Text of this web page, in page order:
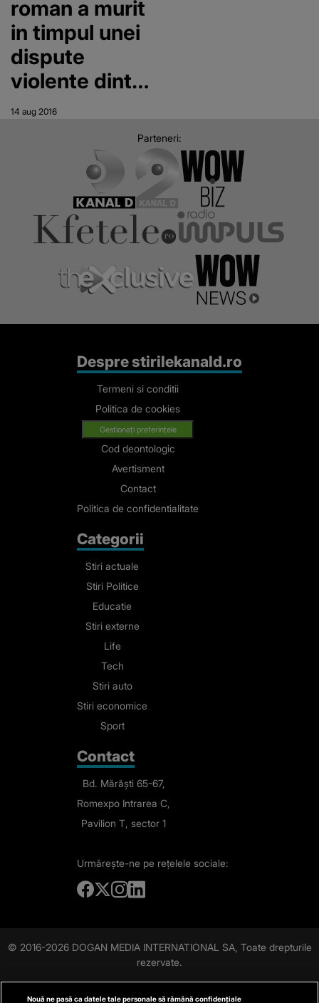
victimei
roman a murit
in timpul unei
dispute
violente dintr-
o tabara de
14 aug 2016
Parteneri:
Despre stirilekanald.ro
Termeni si conditii
Politica de cookies
Gestionați preferințele
Cod deontologic
Avertisment
Contact
Politica de confidentialitate
Categorii
Stiri actuale
Stiri Politice
Educatie
Stiri externe
Life
Tech
Stiri auto
Stiri economice
Sport
Contact
Bd. Mărăști 65-67,
Romexpo Intrarea C,
Pavilion T, sector 1
Urmărește-ne pe rețelele sociale:
© 2016-2026 DOGAN MEDIA INTERNATIONAL SA, Toate drepturile
rezervate.
Nouă ne pasă ca datele tale personale să rămână confidențiale